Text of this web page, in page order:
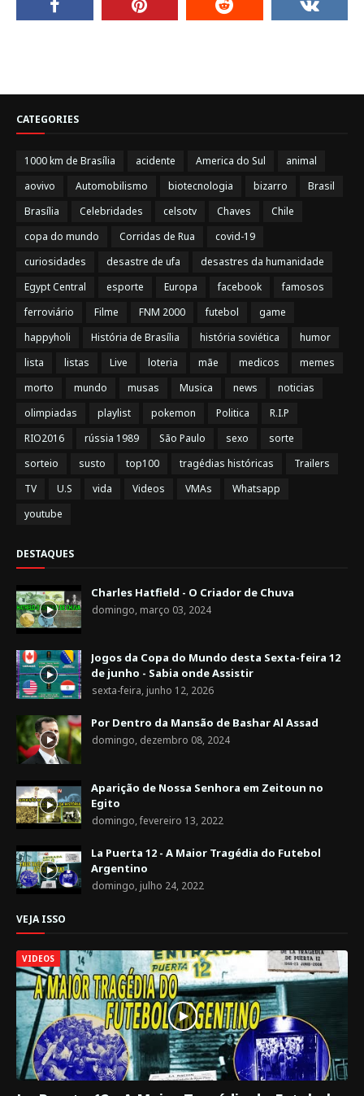
CATEGORIES
1000 km de Brasília acidente America do Sul
animal
aovivo
Automobilismo biotecnologia bizarro
Brasil
Brasília
Celebridades celsotv Chaves
Chile
copa do mundo
Corridas de Rua
covid-19
curiosidades
desastre de ufa
desastres da humanidade
Egypt Central
esporte Europa facebook
famosos
ferroviário
Filme FNM 2000 futebol
game
happyholi
História de Brasília história soviética
humor
lista
listas Live loteria mãe medicos
memes
morto
mundo musas Musica news
noticias
olimpiadas
playlist pokemon Politica
R.I.P
RIO2016
rússia 1989 São Paulo sexo
sorte
sorteio
susto top100 tragédias históricas
Trailers
TV
U.S vida Videos VMAs
Whatsapp
youtube
DESTAQUES
Charles Hatfield - O Criador de Chuva
domingo, março 03, 2024
Jogos da Copa do Mundo desta Sexta-feira 12
de junho - Sabia onde Assistir
sexta-feira, junho 12, 2026
Por Dentro da Mansão de Bashar Al Assad
domingo, dezembro 08, 2024
Aparição de Nossa Senhora em Zeitoun no
Egito
domingo, fevereiro 13, 2022
La Puerta 12 - A Maior Tragédia do Futebol
Argentino
domingo, julho 24, 2022
VEJA ISSO
VIDEOS